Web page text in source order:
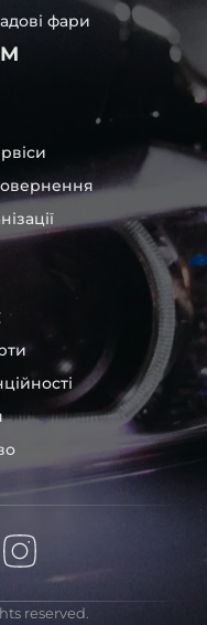
фари
reserved.